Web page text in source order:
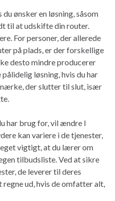
ønsker en løsning, såsom
til at udskifte din router.
For personer, der allerede
på plads, er der forskellige
desto mindre producerer
løsning, hvis du har
der slutter til slut, især
har brug for, vil ændre I
kan variere i de tjenester,
vigtigt, at du lærer om
tilbudsliste. Ved at sikre
de leverer til deres
ud, hvis de omfatter alt,